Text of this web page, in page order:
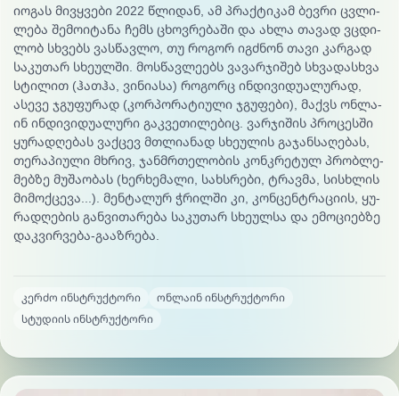
იო­გას მივ­ყვე­ბი 2022 წლიდან, ამ პრაქ­ტი­კამ ბევ­რი ცვლი­
ლე­ბა შე­მოი­ტა­ნა ჩემს ცხოვ­რე­ბა­ში და ახ­ლა თა­ვად ვცდი­
ლობ სხვებს ვას­წავ­ლო, თუ რო­გორ იგ­ძნონ თა­ვი კარ­გად
სა­კუ­თარ სხე­ულ­ში. მოს­წავ­ლე­ებს ვა­ვარ­ჯი­შებ სხვა­დას­ხვა
სტი­ლით (ჰათ­ჰა, ვი­ნია­სა) რო­გორც ინ­დი­ვი­დუა­ლუ­რად,
ასე­ვე ჯგუ­ფუ­რად (კორ­პო­რა­ტიუ­ლი ჯგუ­ფე­ბი), მაქვს ონ­ლა­
ინ ინ­დი­ვი­დუა­ლუ­რი გაკ­ვე­თი­ლე­ბიც. ვარ­ჯი­შის პრო­ცეს­ში
ყუ­რად­ღე­ბას ვაქ­ცევ მთლი­ანად სხე­ულის გა­ჯან­სა­ღე­ბას,
თე­რა­პიუ­ლი მხრივ, ჯან­მრთე­ლო­ბის კონ­კრე­ტულ პრობ­ლე­
მებ­ზე მუ­შაო­ბას (ხერ­ხე­მა­ლი, სახ­სრე­ბი, ტრავ­მა, სის­ხლის
მი­მოქ­ცე­ვა...). მენ­ტა­ლურ ჭრილ­ში კი, კონ­ცენ­ტრა­ცი­ის, ყუ­
რად­ღე­ბის გან­ვი­თა­რე­ბა სა­კუ­თარ სხე­ულ­სა და ემო­ცი­ებ­ზე
დაკ­ვირ­ვე­ბა-გა­აზ­რე­ბა.
კერძო ინსტრუქტორი
ონლაინ ინსტრუქტორი
სტუდიის ინსტრუქტორი